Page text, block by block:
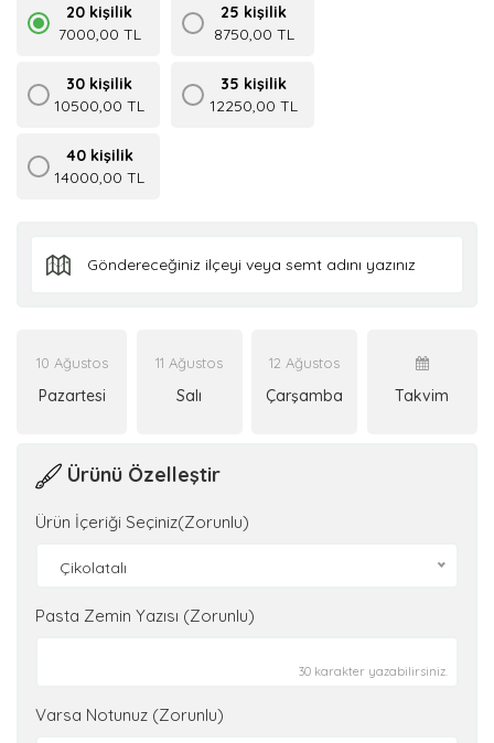
20 kişilik
7000,00 TL
25 kişilik
8750,00 TL
30 kişilik
10500,00 TL
35 kişilik
12250,00 TL
40 kişilik
14000,00 TL
10 Ağustos
Pazartesi
11 Ağustos
Salı
12 Ağustos
Çarşamba Takvim
Ürünü Özelleştir
Ürün İçeriği Seçiniz(Zorunlu)
Çikolatalı
Pasta Zemin Yazısı (Zorunlu)
30 karakter yazabilirsiniz.
Varsa Notunuz (Zorunlu)